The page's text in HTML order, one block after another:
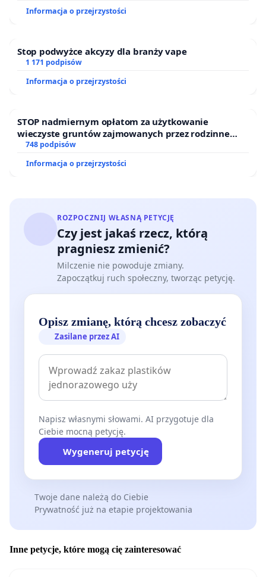
Informacja o przejrzystości
Stop podwyżce akcyzy dla branży vape
1 171 podpisów
Informacja o przejrzystości
STOP nadmiernym opłatom za użytkowanie
wieczyste gruntów zajmowanych przez rodzinne
ogrody działkowe.
748 podpisów
Informacja o przejrzystości
ROZPOCZNIJ WŁASNĄ PETYCJĘ
Czy jest jakaś rzecz, którą
pragniesz zmienić?
Milczenie nie powoduje zmiany.
Zapoczątkuj ruch społeczny, tworząc petycję.
Opisz zmianę, którą chcesz zobaczyć
Zasilane przez AI
Napisz własnymi słowami. AI przygotuje dla
Ciebie mocną petycję.
Wygeneruj petycję
Twoje dane należą do Ciebie
Prywatność już na etapie projektowania
Inne petycje, które mogą cię zainteresować